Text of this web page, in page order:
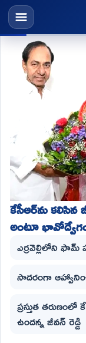
కేసీఆర్‌ను కలిసిన
అంటూ
ఎర్రవెల్లిలోని ఫామ్
సాదరంగా
ప్రస్తుత
ఉందన్న జీవన్ రెడ్డి